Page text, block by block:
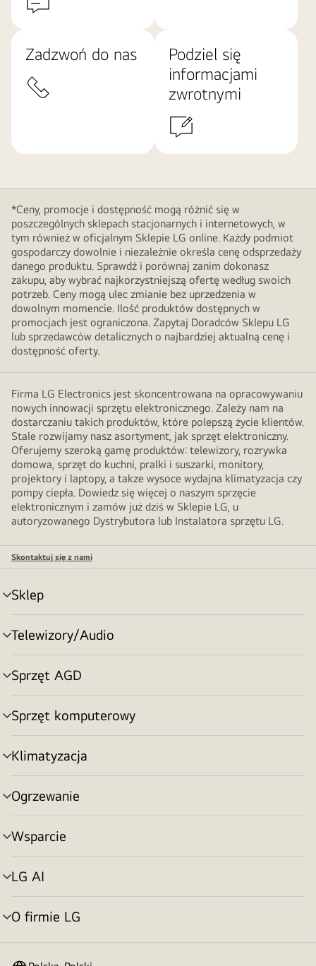
Zadzwoń do nas
Podziel się
informacjami
zwrotnymi
*Ceny, promocje i dostępność mogą różnić się w
poszczególnych sklepach stacjonarnych i internetowych, w
tym również w oficjalnym Sklepie LG online. Każdy podmiot
gospodarczy dowolnie i niezależnie określa cenę odsprzedaży
danego produktu. Sprawdź i porównaj zanim dokonasz
zakupu, aby wybrać najkorzystniejszą ofertę według swoich
potrzeb. Ceny mogą ulec zmianie bez uprzedzenia w
dowolnym momencie. Ilość produktów dostępnych w
promocjach jest ograniczona. Zapytaj Doradców Sklepu LG
lub sprzedawców detalicznych o najbardziej aktualną cenę i
dostępność oferty.
Firma LG Electronics jest skoncentrowana na opracowywaniu
nowych innowacji sprzętu elektronicznego. Zależy nam na
dostarczaniu takich produktów, które polepszą życie klientów.
Stale rozwijamy nasz asortyment, jak sprzęt elektroniczny.
Oferujemy szeroką gamę produktów: telewizory, rozrywka
domowa, sprzęt do kuchni, pralki i suszarki, monitory,
projektory i laptopy, a takze wysoce wydajna klimatyzacja czy
pompy ciepła. Dowiedz się więcej o naszym sprzęcie
elektronicznym i zamów już dziś w Sklepie LG, u
autoryzowanego Dystrybutora lub Instalatora sprzętu LG.
Skontaktuj się z nami
Sklep
Przełącznik
menu
Telewizory/Audio
Przełącznik
menu
Sprzęt AGD
Przełącznik
menu
Sprzęt komputerowy
Przełącznik
menu
Klimatyzacja
Przełącznik
menu
Ogrzewanie
Przełącznik
menu
Wsparcie
Przełącznik
menu
LG AI
Przełącznik
menu
O firmie LG
Przełącznik